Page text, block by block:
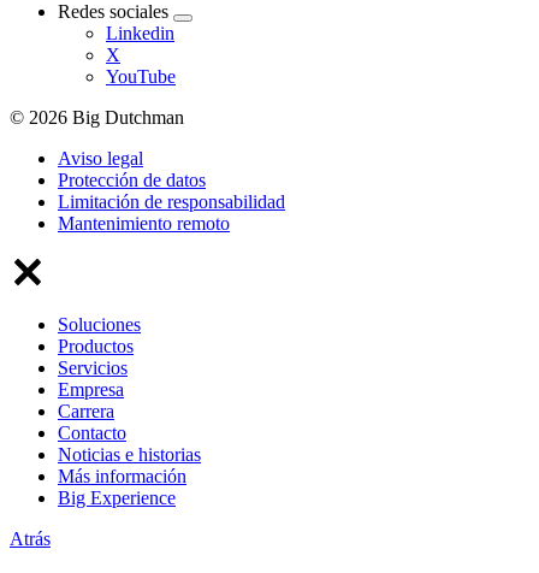
Redes sociales
Linkedin
X
YouTube
© 2026 Big Dutchman
Aviso legal
Protección de datos
Limitación de responsabilidad
Mantenimiento remoto
Soluciones
Productos
Servicios
Empresa
Carrera
Contacto
Noticias e historias
Más información
Big Experience
Atrás